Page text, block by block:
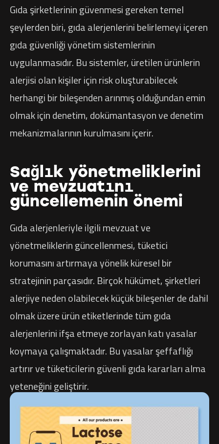
Gıda şirketlerinin güvenmesi gereken temel
şeylerden biri, gıda alerjenlerini belirlemeyi içeren
gıda güvenliği yönetim sistemlerinin
uygulanmasıdır. Bu sistemler, üretilen ürünlerin
alerjisi olan kişiler için risk oluşturabilecek
herhangi bir bileşenden arınmış olduğundan emin
olmak için denetim, dokümantasyon ve denetim
mekanizmalarının kurulmasını içerir.
Sağlık yönetmeliklerini
ve mevzuatını
güncellemenin önemi
Gıda alerjenleriyle ilgili mevzuat ve
yönetmeliklerin güncellenmesi, tüketici
korumasını artırmaya yönelik küresel bir
stratejinin parçasıdır. Birçok hükümet, şirketleri
alerjiye neden olabilecek küçük bileşenler de dahil
olmak üzere ürün etiketlerinde tüm gıda
alerjenlerini ifşa etmeye zorlayan katı yasalar
koymaya çalışmaktadır. Bu yasalar şeffaflığı
artırır ve tüketicilerin güvenli gıda kararları alma
yeteneğini geliştirir.